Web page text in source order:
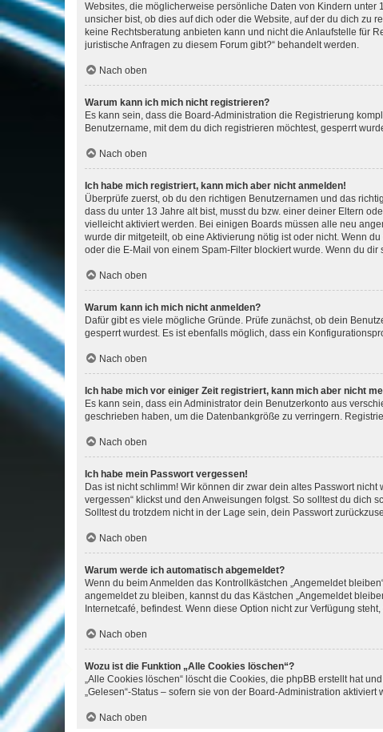
Websites, die möglicherweise persönliche Daten von Kindern
unsicher bist, ob dies auf dich oder die Website, auf der du dich zu
keine Rechtsberatung anbieten kann und nicht die Anlaufstelle für
juristische Anfragen zu diesem Forum gibt?“ behandelt werden.
Nach oben
Warum kann ich mich nicht registrieren?
Es kann sein, dass die Board-Administration die Registrierung
Benutzername, mit dem du dich registrieren möchtest, gesperrt
Nach oben
Ich habe mich registriert, kann mich aber nicht anmelden!
Überprüfe zuerst, ob du den richtigen Benutzernamen und das
dass du unter 13 Jahre alt bist, musst du bzw. einer deiner Eltern
vielleicht aktiviert werden. Bei einigen Boards müssen alle neu
wurde dir mitgeteilt, ob eine Aktivierung nötig ist oder nicht. Wenn
oder die E-Mail von einem Spam-Filter blockiert wurde. Wenn du
Nach oben
Warum kann ich mich nicht anmelden?
Dafür gibt es viele mögliche Gründe. Prüfe zunächst, ob dein
gesperrt wurdest. Es ist ebenfalls möglich, dass ein
Nach oben
Ich habe mich vor einiger Zeit registriert, kann mich aber nicht
Es kann sein, dass ein Administrator dein Benutzerkonto aus
geschrieben haben, um die Datenbankgröße zu verringern.
Nach oben
Ich habe mein Passwort vergessen!
Das ist nicht schlimm! Wir können dir zwar dein altes Passwort
vergessen“ klickst und den Anweisungen folgst. So solltest du dich
Solltest du trotzdem nicht in der Lage sein, dein Passwort
Nach oben
Warum werde ich automatisch abgemeldet?
Wenn du beim Anmelden das Kontrollkästchen „Angemeldet
angemeldet zu bleiben, kannst du das Kästchen „Angemeldet
Internetcafé, befindest. Wenn diese Option nicht zur Verfügung
Nach oben
Wozu ist die Funktion „Alle Cookies löschen“?
„Alle Cookies löschen“ löscht die Cookies, die phpBB erstellt hat
„Gelesen“-Status – sofern sie von der Board-Administration
Nach oben